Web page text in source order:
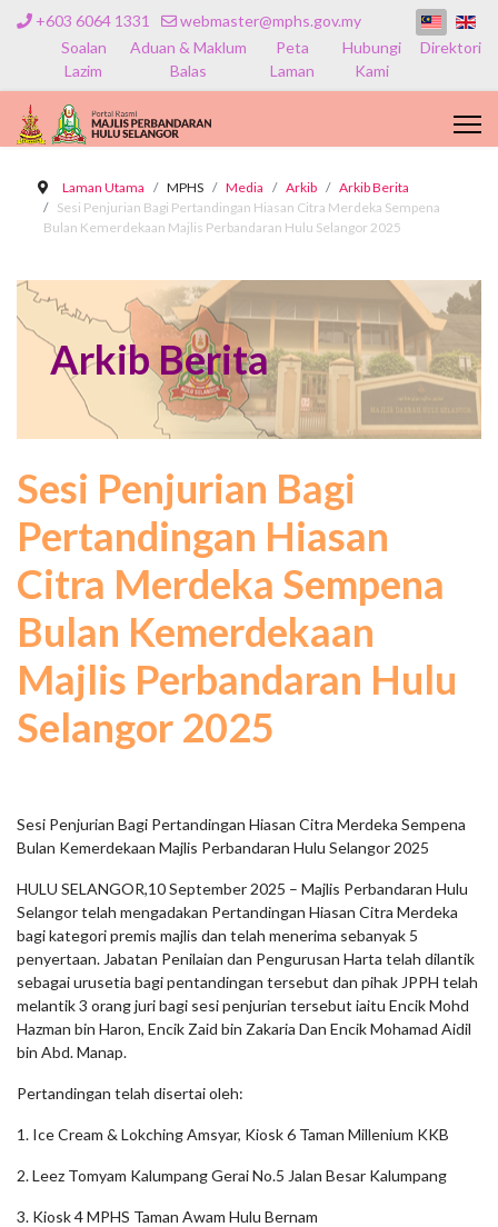
+603 6064 1331
webmaster@mphs.gov.my
Soalan
Lazim
Aduan & Maklum
Balas
Peta
Laman
Hubungi
Kami
Direktori
Laman Utama MPHS Media Arkib
Arkib Berita
Sesi Penjurian Bagi Pertandingan Hiasan Citra Merdeka Sempena
Bulan Kemerdekaan Majlis Perbandaran Hulu Selangor 2025
Arkib Berita
Sesi Penjurian Bagi
Pertandingan Hiasan
Citra Merdeka Sempena
Bulan Kemerdekaan
Majlis Perbandaran Hulu
Selangor 2025
Sesi Penjurian Bagi Pertandingan Hiasan Citra Merdeka Sempena
Bulan Kemerdekaan Majlis Perbandaran Hulu Selangor 2025
HULU SELANGOR,10 September 2025 – Majlis Perbandaran Hulu
Selangor telah mengadakan Pertandingan Hiasan Citra Merdeka
bagi kategori premis majlis dan telah menerima sebanyak 5
penyertaan. Jabatan Penilaian dan Pengurusan Harta telah dilantik
sebagai urusetia bagi pentandingan tersebut dan pihak JPPH telah
melantik 3 orang juri bagi sesi penjurian tersebut iaitu Encik Mohd
Hazman bin Haron, Encik Zaid bin Zakaria Dan Encik Mohamad Aidil
bin Abd. Manap.
Pertandingan telah disertai oleh:
1. Ice Cream & Lokching Amsyar, Kiosk 6 Taman Millenium KKB
2. Leez Tomyam Kalumpang Gerai No.5 Jalan Besar Kalumpang
3. Kiosk 4 MPHS Taman Awam Hulu Bernam